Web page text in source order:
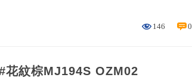
146 0
花紋棕MJ194S OZM02